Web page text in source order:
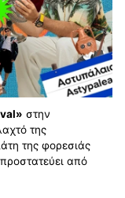
στην
της
της φορεσιάς
από